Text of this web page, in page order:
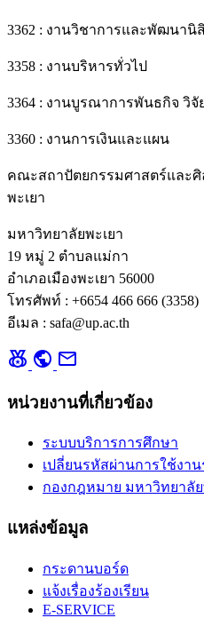
3362 : งานวิชาการและพัฒนานิ
3358 : งานบริหารทั่วไป
3364 : งานบูรณาการพันธกิจ วิ
3360 : งานการเงินและแผน
คณะสถาปัตยกรรมศาสตร์และ
พะเยา
มหาวิทยาลัยพะเยา
19 หมู่ 2 ตำบลแม่กา
อำเภอเมืองพะเยา 56000
โทรศัพท์ : +6654 466 666 (3358)
อีเมล : safa@up.ac.th
social_leaderboard public mail
หน่วยงานที่เกี่ยวข้อง
ระบบบริการการศึกษา
เปลี่ยนรหัสผ่านการใช้งา
กองกฎหมาย มหาวิทยาลัย
แหล่งข้อมูล
กระดานบอร์ด
แจ้งเรื่องร้องเรียน
E-SERVICE